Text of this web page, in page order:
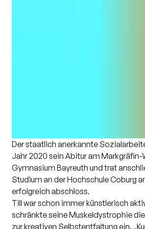
Der staatlich anerkannte
Jahr 2020 sein Abitur am
Gymnasium Bayreuth und trat
Studium an der Hochschule Coburg
erfolgreich abschloss.
Till war schon immer künstlerisch
schränkte seine Muskeldystrophie
zur kreativen Selbstentfaltung ein.